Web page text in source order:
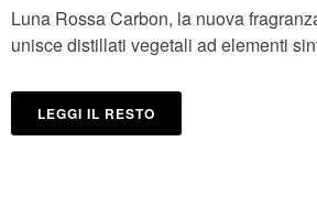
Luna Rossa Carbon, la nuova
unisce distillati vegetali ad elementi
LEGGI IL RESTO